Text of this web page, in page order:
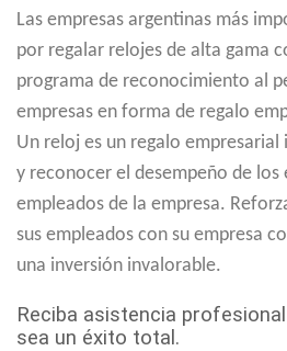
Las empresas argentinas más
por regalar relojes de alta gama
programa de reconocimiento al
empresas en forma de regalo
Un reloj es un regalo
y reconocer el desempeño de los
empleados de la empresa.
sus empleados con su empresa
una inversión invalorable.
Reciba asistencia
sea un éxito total.